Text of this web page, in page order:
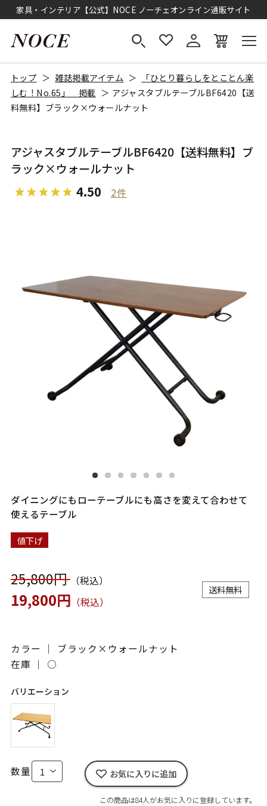
家具・インテリア【公式】NOCE ノーチェオンライン通販サイト
トップ 雑誌掲載アイテム
「ひとり暮らしをとことん楽
しむ！No.65」 掲載
アジャスタブルテーブルBF6420【送
料無料】ブラック×ウォールナット
アジャスタブルテーブルBF6420【送料無料】ブ
ラック×ウォールナット
4.50 2件
ダイニングにもローテーブルにも高さを変えて合わせて
使えるテーブル
値下げ
25,800円（税込）
19,800円 （税込）
送料無料
カラー ｜ ブラック×ウォールナット
在庫 ｜ ○
バリエーション
数量 お気に入りに追加
この商品は84人がお気に入りに登録しています。